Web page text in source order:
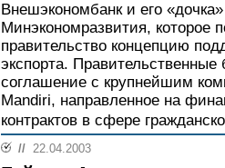
Внешэкономбанк и его
Минэкономразвития, которое
правительство концепцию
экспорта.
соглашение с крупнейшим
Mandiri, направленное на
контрактов в сфере
// 22.04.2003